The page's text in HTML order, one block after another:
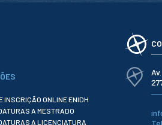
INSCRIÇÃO ONLINE ENIDH
A MESTRADO
A LICENCIATURA